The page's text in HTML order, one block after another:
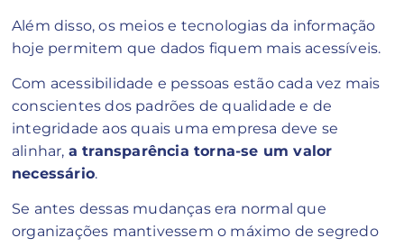
Além disso, os meios e tecnologias da informação
hoje permitem que dados fiquem mais acessíveis.
Com acessibilidade e pessoas estão cada vez mais
conscientes dos padrões de qualidade e de
integridade aos quais uma empresa deve se
alinhar, a transparência torna-se um valor
necessário.
Se antes dessas mudanças era normal que
organizações mantivessem o máximo de segredo